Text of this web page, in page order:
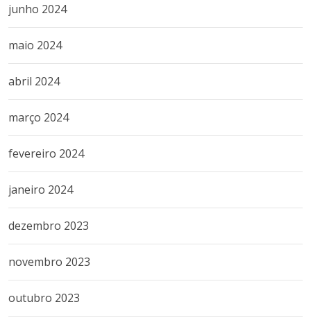
junho 2024
maio 2024
abril 2024
março 2024
fevereiro 2024
janeiro 2024
dezembro 2023
novembro 2023
outubro 2023